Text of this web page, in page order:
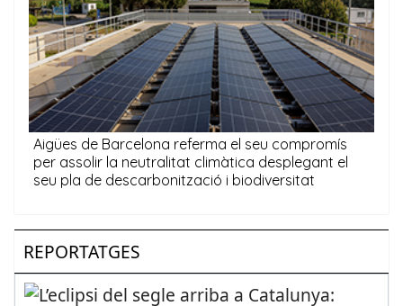
REPORTATGES